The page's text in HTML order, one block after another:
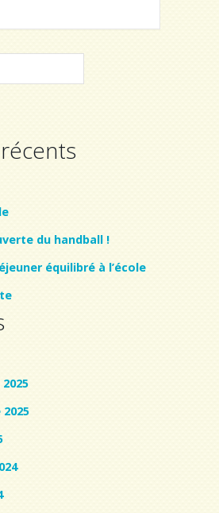
du handball !
équilibré à l’école